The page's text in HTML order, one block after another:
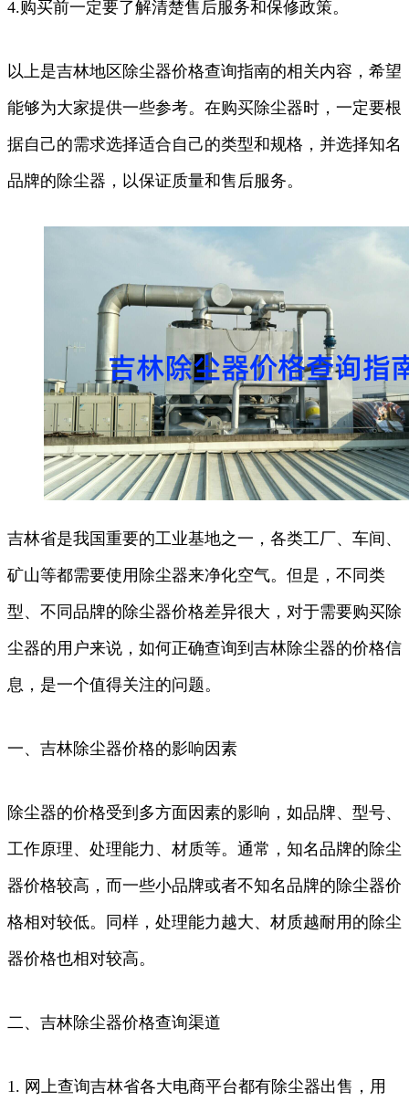
4.购买前一定要了解清楚售后服务和保修政策。
以上是吉林地区除尘器价格查询指南的相关内容，希望
能够为大家提供一些参考。在购买除尘器时，一定要根
据自己的需求选择适合自己的类型和规格，并选择知名
品牌的除尘器，以保证质量和售后服务。
吉林省是我国重要的工业基地之一，各类工厂、车间、
矿山等都需要使用除尘器来净化空气。但是，不同类
型、不同品牌的除尘器价格差异很大，对于需要购买除
尘器的用户来说，如何正确查询到吉林除尘器的价格信
息，是一个值得关注的问题。
一、吉林除尘器价格的影响因素
除尘器的价格受到多方面因素的影响，如品牌、型号、
工作原理、处理能力、材质等。通常，知名品牌的除尘
器价格较高，而一些小品牌或者不知名品牌的除尘器价
格相对较低。同样，处理能力越大、材质越耐用的除尘
器价格也相对较高。
二、吉林除尘器价格查询渠道
1. 网上查询吉林省各大电商平台都有除尘器出售，用